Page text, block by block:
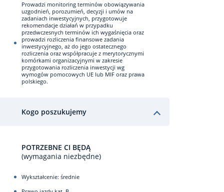
Prowadzi monitoring terminów obowiązywania
uzgodnień, porozumień, decyzji i umów na
zadaniach inwestycyjnych, przygotowuje
rekomendacje działań w przypadku
przedwczesnych terminów ich wygaśnięcia oraz
prowadzi rozliczenia finansowe zadania
inwestycyjnego, aż do jego ostatecznego
rozliczenia oraz współpracuje z merytorycznymi
komórkami organizacyjnymi w zakresie
przygotowania rozliczenia inwestycji wg
wymogów pomocowych UE lub MIF oraz prawa
polskiego.
Kogo poszukujemy
POTRZEBNE CI BĘDĄ
(wymagania niezbędne)
Wykształcenie: średnie